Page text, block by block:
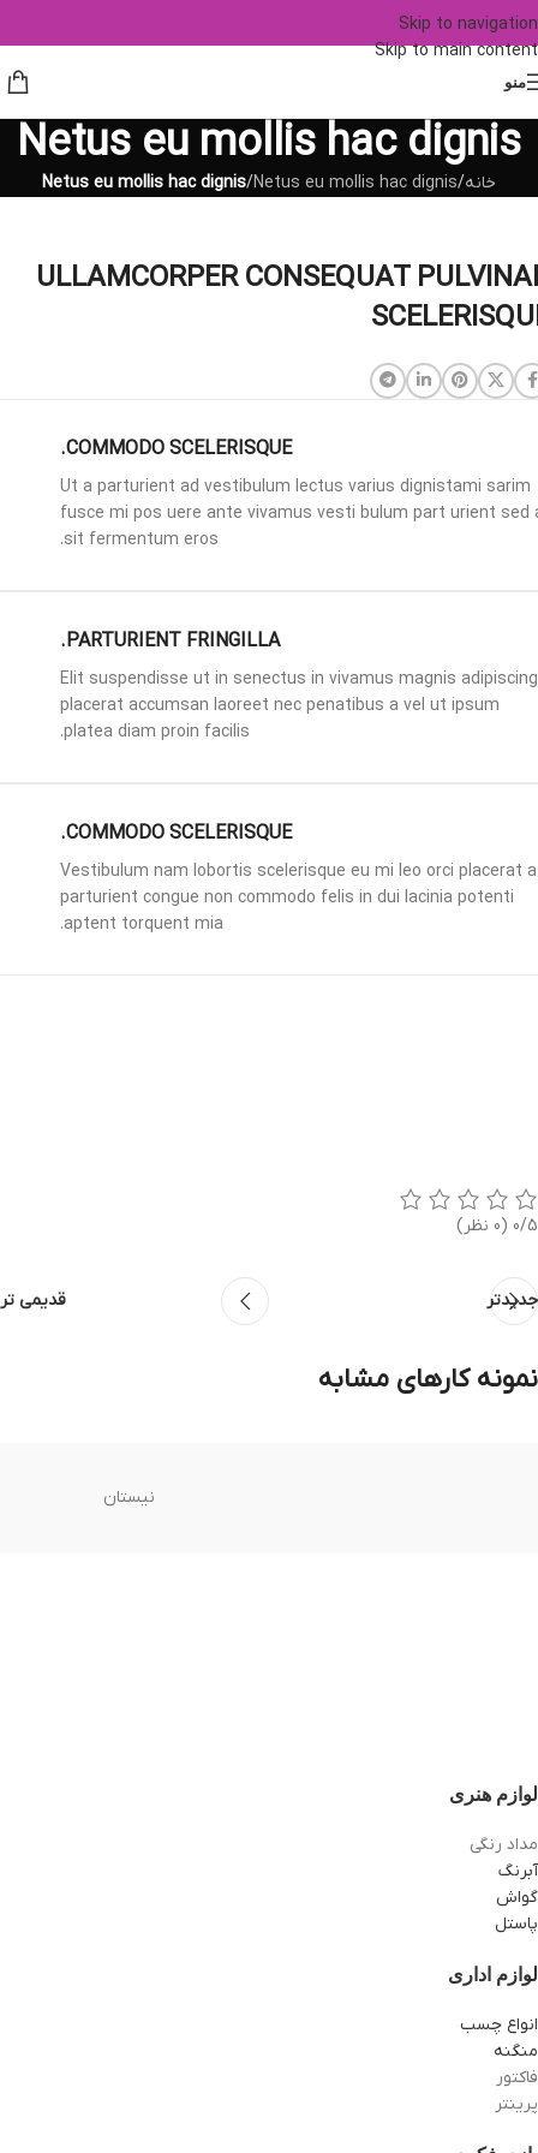
Skip to navigation
Skip to main content
منو
Netus eu mollis hac dignis
خانه/
Netus eu mollis hac dignis
/
Netus eu mollis hac dignis
ULLAMCORPER CONSEQUAT
COMMODO SCELERISQUE.
Ut a parturient ad vestibulum lectus varius dignistami sarim
fusce mi pos uere ante vivamus vesti bulum part urient sed
sit fermentum eros.
PARTURIENT FRINGILLA.
Elit suspendisse ut in senectus in vivamus magnis adipiscing
placerat accumsan laoreet nec penatibus a vel ut ipsum
platea diam proin facilis.
COMMODO SCELERISQUE.
Vestibulum nam lobortis scelerisque eu mi leo orci placerat a
parturient congue non commodo felis in dui lacinia potenti
aptent torquent mia.
0/5 (0 نظر)
جدیدتر قدیمی تر
نمونه کارهای مشابه
نیستان
لوازم هنری
مداد رنگی
آبرنگ
گواش
پاستل
لوازم اداری
انواع چسب
منگنه
فاکتور
پرینتر